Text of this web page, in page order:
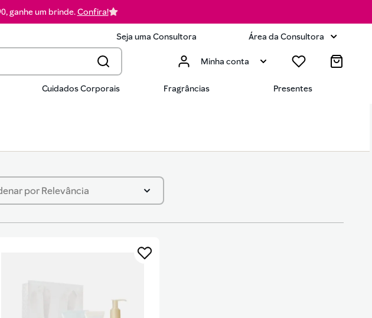
ganhe um brinde.Confira!
Seja uma Consultora Área da Consultora
Minha conta
Cuidados Corporais Fragrâncias Presentes
por Relevância